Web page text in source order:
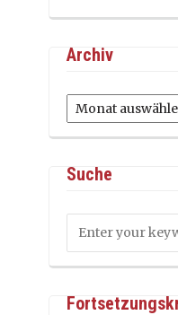
Archiv
Archiv
Suche